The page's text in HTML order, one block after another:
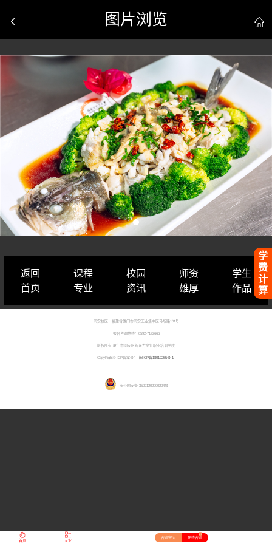
学
费
计
算
 图片浏览 
返回
首页
课程
专业
校园
资讯
师资
雄厚
学生
作品
同安校区：福建省厦门市同安工业集中区马垵路101号
报名咨询热线：0592-7192666
版权所有 厦门市同安区新东方烹饪职业培训学校
CopyRight© ICP备案号： 闽ICP备18012255号-1
闽公网安备 35021202000204号
首页 专业
咨询学历 在线咨询
27